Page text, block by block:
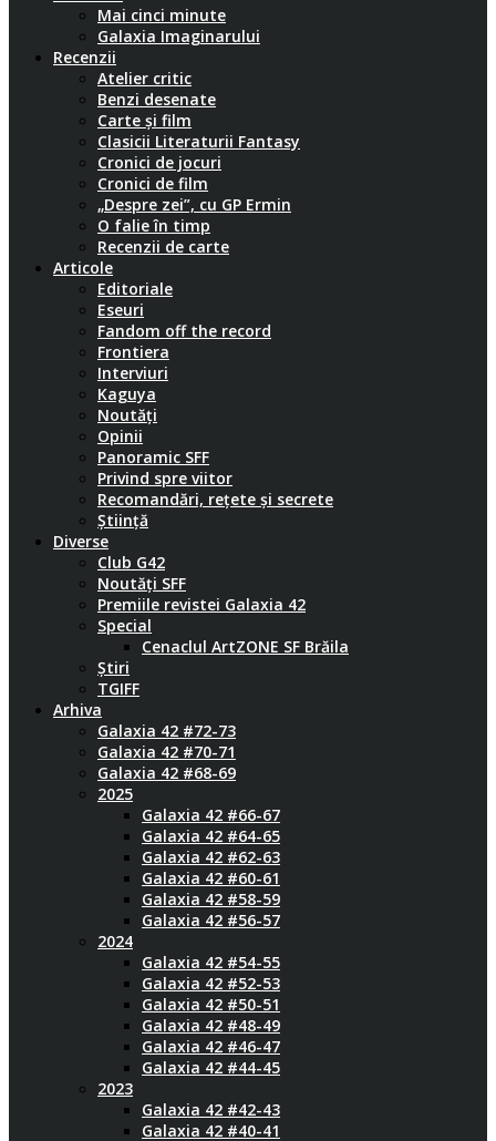
Mai cinci minute
Galaxia Imaginarului
Recenzii
Atelier critic
Benzi desenate
Carte și film
Clasicii Literaturii Fantasy
Cronici de jocuri
Cronici de film
„Despre zei”, cu GP Ermin
O falie în timp
Recenzii de carte
Articole
Editoriale
Eseuri
Fandom off the record
Frontiera
Interviuri
Kaguya
Noutăți
Opinii
Panoramic SFF
Privind spre viitor
Recomandări, rețete și secrete
Știință
Diverse
Club G42
Noutăți SFF
Premiile revistei Galaxia 42
Special
Cenaclul ArtZONE SF Brăila
Știri
TGIFF
Arhiva
Galaxia 42 #72-73
Galaxia 42 #70-71
Galaxia 42 #68-69
2025
Galaxia 42 #66-67
Galaxia 42 #64-65
Galaxia 42 #62-63
Galaxia 42 #60-61
Galaxia 42 #58-59
Galaxia 42 #56-57
2024
Galaxia 42 #54-55
Galaxia 42 #52-53
Galaxia 42 #50-51
Galaxia 42 #48-49
Galaxia 42 #46-47
Galaxia 42 #44-45
2023
Galaxia 42 #42-43
Galaxia 42 #40-41